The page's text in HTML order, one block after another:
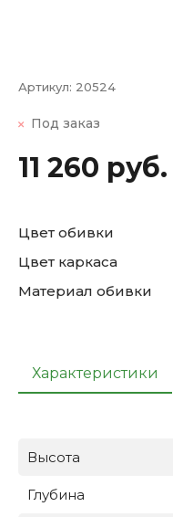
Артикул: 20524
Под заказ
11 260 руб.
Цвет обивки
Цвет каркаса
Материал обивки
Характеристики
Высота
Глубина